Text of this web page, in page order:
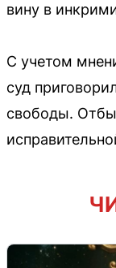
вину в
С учетом
суд
свободы.